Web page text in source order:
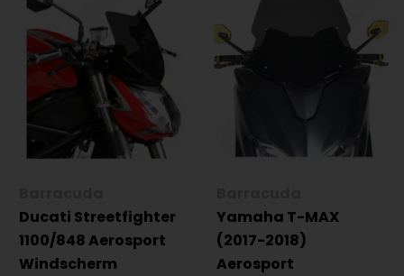
Ducati Streetfighter
1100/848 Aerosport
Windscherm
Yamaha T-MAX
(2017-2018)
Aerosport